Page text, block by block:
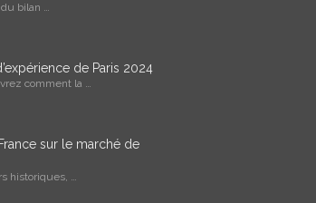
du bilan …
de Paris 2024
comment la …
sur le marché de
historiques, …